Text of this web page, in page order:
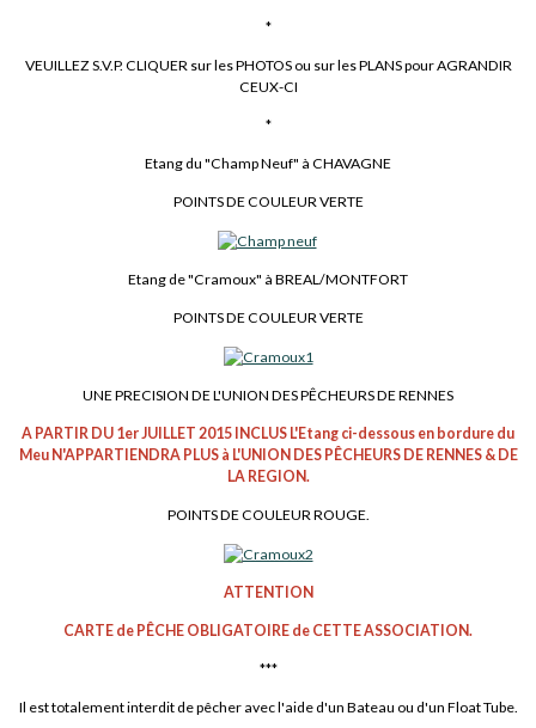
*
VEUILLEZ S.V.P. CLIQUER sur les PHOTOS ou sur les PLANS pour AGRANDIR
CEUX-CI
*
Etang du "Champ Neuf" à CHAVAGNE
POINTS DE COULEUR VERTE
Etang de "Cramoux" à BREAL/MONTFORT
POINTS DE COULEUR VERTE
UNE PRECISION DE L'UNION DES PÊCHEURS DE RENNES
A PARTIR DU 1er JUILLET 2015 INCLUS L'Etang ci-dessous en bordure du
Meu N'APPARTIENDRA PLUS à L'UNION DES PÊCHEURS DE RENNES & DE
LA REGION.
POINTS DE COULEUR ROUGE.
ATTENTION
CARTE de PÊCHE OBLIGATOIRE de CETTE ASSOCIATION.
***
Il est totalement interdit de pêcher avec l'aide d'un Bateau ou d'un Float Tube.